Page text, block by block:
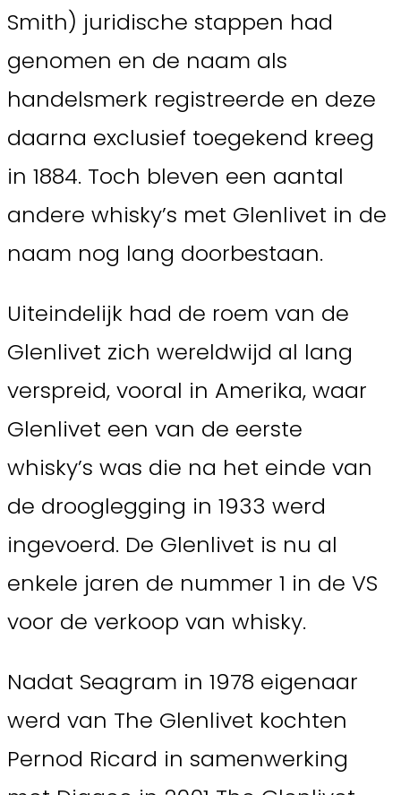
Smith) juridische stappen had
genomen en de naam als
handelsmerk registreerde en deze
daarna exclusief toegekend kreeg
in 1884. Toch bleven een aantal
andere whisky’s met Glenlivet in de
naam nog lang doorbestaan.
Uiteindelijk had de roem van de
Glenlivet zich wereldwijd al lang
verspreid, vooral in Amerika, waar
Glenlivet een van de eerste
whisky’s was die na het einde van
de drooglegging in 1933 werd
ingevoerd. De Glenlivet is nu al
enkele jaren de nummer 1 in de VS
voor de verkoop van whisky.
Nadat Seagram in 1978 eigenaar
werd van The Glenlivet kochten
Pernod Ricard in samenwerking